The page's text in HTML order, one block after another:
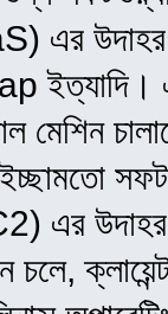
এর
মেশিন
ইচ্ছামতো
এর
চলে,